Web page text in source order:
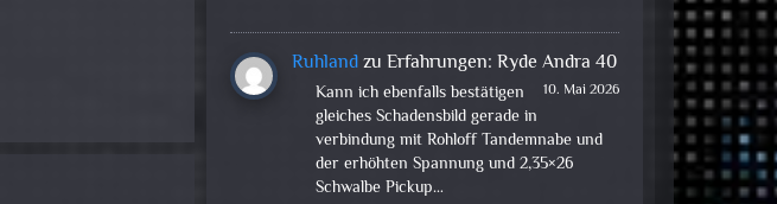
RuhlandzuErfahrungen: Ryde Andra 40
10. Mai 2026
Kann ich ebenfalls bestätigen
gleiches Schadensbild gerade in
verbindung mit Rohloff Tandemnabe und
der erhöhten Spannung und 2,35×26
Schwalbe Pickup…